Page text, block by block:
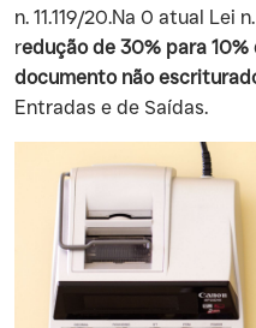
n. 11.119/20.Na 0 atual Lei
redução de 30% para
documento não
Entradas e de Saídas.